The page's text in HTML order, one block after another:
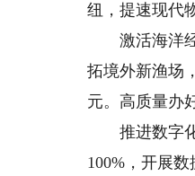
纽，提速现代
激活海洋经
拓境外新渔场
元。高质量办
推进数字化
100%，开展